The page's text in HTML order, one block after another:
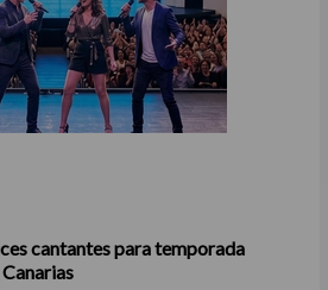
cantantes para temporada